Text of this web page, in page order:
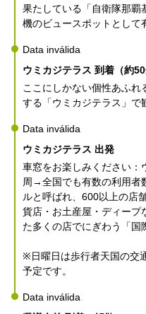
果たしている「自衛隊那
機のビュースポットとして
Data inválida
ウミカジテラス 到着（約50
ここにしかない個性あふ
する「ウミカジテラス」で
Data inválida
ウミカジテラス 出発
車窓をお楽しみください：
周→全国でも有数の利用者
ルと呼ばれ、600以上の店
貨店・お土産屋・ディープ
た多くの店でにぎわう「国
※日曜日は歩行者天国の交
予定です。
Data inválida